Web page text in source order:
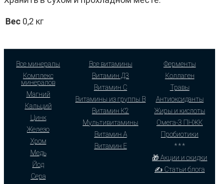
Вес 0,2 кг
Все минералы
Комплекс
минералов
Магний
Кальций
Цинк
Железо
Хром
Медь
Йод
Сера
Все витамины
Витамин Д3
Витамин С
Витамины из группы В
Витамин К2
Мультивитамины
Витамин А
Витамин Е
Ферменты
Коллаген
Травы
Антиоксиданты
Жиры и кислоты
Омега-3 ПНЖК
Пробиотики
* * *
🎁 Акции и скидки
✍ Статьи блога